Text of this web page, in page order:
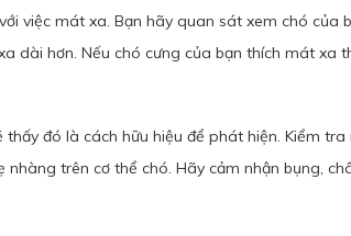
việc mát xa. Bạn hãy quan sát xem chó
dài hơn. Nếu chó cưng của bạn thích mát xa
đó là cách hữu hiệu để phát hiện. Kiểm
nhàng trên cơ thể chó. Hãy cảm nhận bụng,